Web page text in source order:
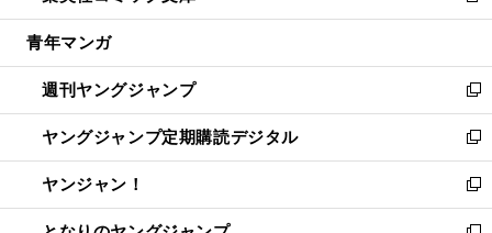
開
ウ
開
く
ン
ウ
で
開
く
ウ
ン
ド
ウ
で
開
く
し
ウ
ィ
ン
ド
ウ
で
開
青年マンガ
週刊ヤングジャンプ
新
し
い
ウ
ィ
ン
ヤングジャンプ定期購読デジタル
新
し
い
ウ
ヤンジャン！
新
し